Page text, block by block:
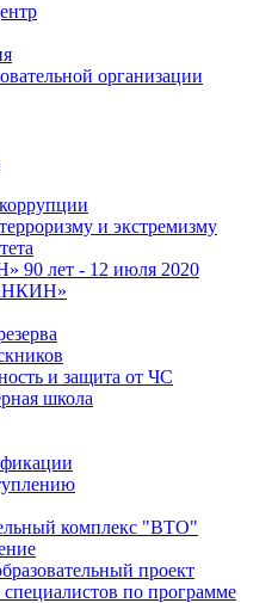
организации
и экстремизму
лет - 12 июля 2020
и защита от ЧС
школа
комплекс "ВТО"
проект
по программе